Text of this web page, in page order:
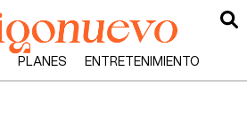
PLANES ENTRETENIMIENTO